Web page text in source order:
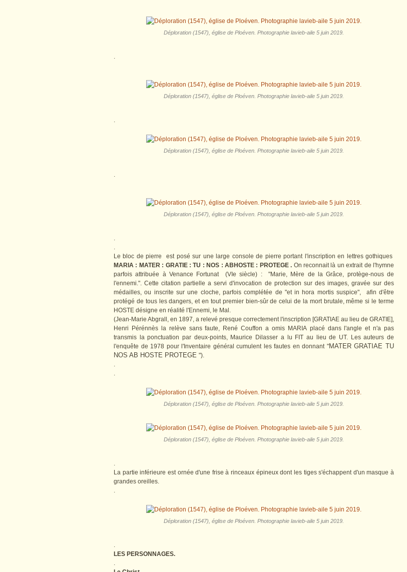
Déploration (1547), église de Ploéven. Photographie lavieb-aile 5 juin 2019.
.
Déploration (1547), église de Ploéven. Photographie lavieb-aile 5 juin 2019.
.
Déploration (1547), église de Ploéven. Photographie lavieb-aile 5 juin 2019.
.
Déploration (1547), église de Ploéven. Photographie lavieb-aile 5 juin 2019.
.
.
Le bloc de pierre est posé sur une large console de pierre portant l'inscription en lettres gothiques
MARIA : MATER : GRATIE : TU : NOS : ABHOSTE : PROTEGE . On reconnait là un extrait de l'hymne
parfois attribuée à Venance Fortunat (VIe siècle) : "Marie, Mère de la Grâce, protège-nous de
l'ennemi.". Cette citation partielle a servi d'invocation de protection sur des images, gravée sur des
médailles, ou inscrite sur une cloche, parfois complétée de "et in hora mortis suspice", afin d'être
protégé de tous les dangers, et en tout premier bien-sûr de celui de la mort brutale, même si le terme
HOSTE désigne en réalité l'Ennemi, le Mal.
(Jean-Marie Abgrall, en 1897, a relevé presque correctement l'inscription [GRATIAE au lieu de GRATIE],
Henri Pérénnès la relève sans faute, René Couffon a omis MARIA placé dans l'angle et n'a pas
transmis la ponctuation par deux-points, Maurice Dilasser a lu FIT au lieu de UT. Les auteurs de
l'enquête de 1978 pour l'Inventaire général cumulent les fautes en donnant "MATER GRATIAE TU
NOS AB HOSTE PROTEGE ").
.
.
Déploration (1547), église de Ploéven. Photographie lavieb-aile 5 juin 2019.
Déploration (1547), église de Ploéven. Photographie lavieb-aile 5 juin 2019.
.
La partie inférieure est ornée d'une frise à rinceaux épineux dont les tiges s'échappent d'un masque à
grandes oreilles.
.
Déploration (1547), église de Ploéven. Photographie lavieb-aile 5 juin 2019.
.
LES PERSONNAGES.
.